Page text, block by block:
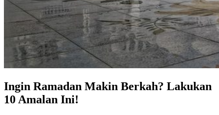
Ingin Ramadan Makin Berkah? Lakukan
10 Amalan Ini!